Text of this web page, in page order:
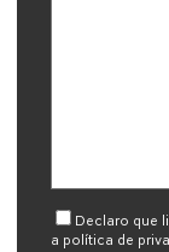
Declaro que
a política de